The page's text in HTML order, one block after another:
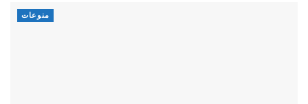
منوعات